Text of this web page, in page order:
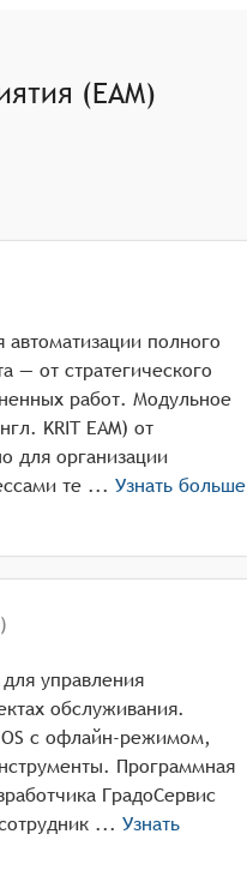
(EAM)
полного
— от стратегического
работ. Модульное
KRIT EAM) от
для организации
полного цикла процессов управления процессами те ... Узнать больше
управления
обслуживания.
с офлайн-режимом,
Программная
ГрадоСервис
предназначена для управления выездными сотрудник ... Узнать